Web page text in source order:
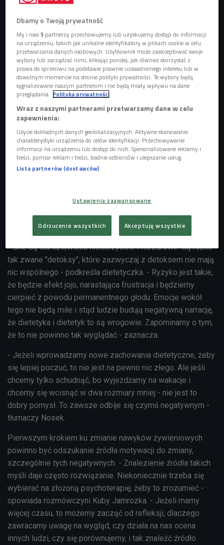
Zdjęcie ilustracyjne Foto: Shutterstock
bardzo chętnie wyznaczamy, jak ktoś ma wyglądać. Ja tego
bardzo pilnuje u ludzi, z uwagi na to, że dbam o nawyki, a
nie wygląd - mówi Milena Nosek. - Masa ciała nie zawsze
jest wyznacznikiem zdrowia, a szczególnie nie szczupłość
- dodaje.
Choć diety zapewniające szybką utratę kilogramów istnieją,
gościni Czwórki ostrzega, że bardzo nadwyrężają organizm.
- One są dla człowieka niekorzystne i niezdrowe. Są różne
tak zwane "detoksy", które zazwyczaj z detoksem nie mają
nic wspólnego - podkreśla dietetyczka. - Ryzyko jest takie,
że będzie efekt jojo, narastająca frustracja i będziemy
cierpieć z powodu permanentnego głodu. Emocje wokół
tego nie będą miłe i stąd ludzie budują negatywną narrację,
że dietetyka i dietetyk to są wrogowie. Zapominamy o tym,
że to nie powinno tak wyglądać - zaznacza.
- Jeżeli wprowadzamy nowe zachowania dietetyczne, żeby
się lepiej poczuć, to nie jest na pewno nic złego. Ale jeśli
chcemy tylko schudnąć, bo wyjeżdżamy na wakacje i
chcemy się wcisnąć w dwa rozmiary mniej - nie jest to
dobry pomysł. To zawsze odbije się czymś negatywnym -
tłumaczy Nosek.
Pierwszym krokiem ku zmianie nawyków żywieniowych
powinno być odszukanie źródła motywacji do zmiany,
szczególnie tych negatywnych. - Znalezienie źródła takich
myśli daje często rozwiązanie. Niekoniecznie trzeba się
wybierać na złożoną psychoterapię, żeby to zrozumieć -
opowiada rozmówczyni Kuby Jamrozka. - Jeżeli mamy
więcej czasu, to możemy zacząć od refleksji, dlaczego
zawracamy uwagę na wygląd, czy działa na nas ocena
innych ludzi, czy się porównujemy, i tak znaleźć źródło
Dbamy o Twoją prywatność
My i nasi5 partnerzy przechowujemy lub uzyskujemy dostęp do informacji
na urządzeniu, takich jak unikalne identyfikatory w plikach cookie w celu
przetwarzania danych osobowych. Użytkownik może zaakceptować swoje
wybory lub zarządzać nimi, klikając poniżej, jak również skorzystać z
prawa do sprzeciwu na podstawie prawnie uzasadnionego interesu lub w
dowolnym momencie na stronie polityki prywatności. Te wybory będą
sygnalizowane naszym partnerom i nie będą miały wpływu na dane
przeglądania. Polityka prywatności
Wraz z naszymi partnerami przetwarzamy dane w celu
zapewnienia:
Użycie dokładnych danych geolokalizacyjnych. Aktywne skanowanie
charakterystyki urządzenia do celów identyfikacji. Przechowywanie
informacji na urządzeniu lub dostęp do nich. Spersonalizowane reklamy i
treści, pomiar reklam i treści, badnie odbiorców i ulepszanie usług.
Lista partnerów (dostawców)
Ustawienia zaawansowane
Odrzucenie wszystkich Akceptuję wszystkie